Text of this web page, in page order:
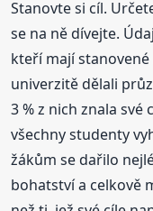
Stanovte si cíl.
se na ně dívejte.
kteří mají stanovené
univerzitě dělali
3 % z nich znala své
všechny studenty
žákům se dařilo
bohatství a celkově